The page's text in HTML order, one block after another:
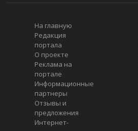
На главную
Редакция
портала
О проекте
Реклама на
портале
Информационные
партнеры
Отзывы и
предложения
Интернет-